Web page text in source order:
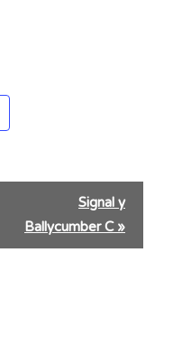
Signal y
Ballycumber C »